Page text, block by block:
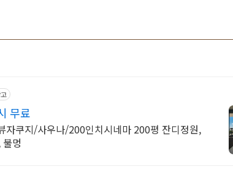
무료
자쿠지/사우나/200인치시네마 200평 잔디정원,
멍